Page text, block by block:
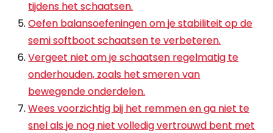
tijdens het schaatsen.
Oefen balansoefeningen om je stabiliteit op de
semi softboot schaatsen te verbeteren.
Vergeet niet om je schaatsen regelmatig te
onderhouden, zoals het smeren van
bewegende onderdelen.
Wees voorzichtig bij het remmen en ga niet te
snel als je nog niet volledig vertrouwd bent met